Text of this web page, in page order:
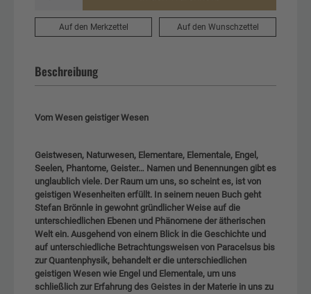
Auf den Merkzettel Auf den Wunschzettel
Beschreibung
Vom Wesen geistiger Wesen
Geistwesen, Naturwesen, Elementare, Elementale, Engel,
Seelen, Phantome, Geister… Namen und Benennungen gibt es
unglaublich viele. Der Raum um uns, so scheint es, ist von
geistigen Wesenheiten erfüllt. In seinem neuen Buch geht
Stefan Brönnle in gewohnt gründlicher Weise auf die
unterschiedlichen Ebenen und Phänomene der ätherischen
Welt ein. Ausgehend von einem Blick in die Geschichte und
auf unterschiedliche Betrachtungsweisen von Paracelsus bis
zur Quantenphysik, behandelt er die unterschiedlichen
geistigen Wesen wie Engel und Elementale, um uns
schließlich zur Erfahrung des Geistes in der Materie in uns zu